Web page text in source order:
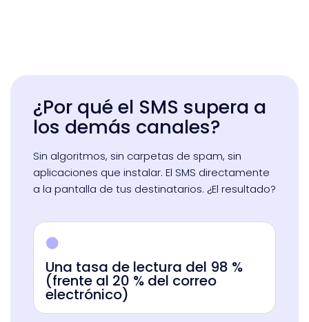
¿Por qué el SMS supera a
los demás canales?
Sin algoritmos, sin carpetas de spam, sin
aplicaciones que instalar. El SMS directamente
a la pantalla de tus destinatarios. ¿El resultado?
Una tasa de lectura del 98 %
(frente al 20 % del correo
electrónico)